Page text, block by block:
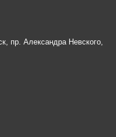
пр. Александра Невского,